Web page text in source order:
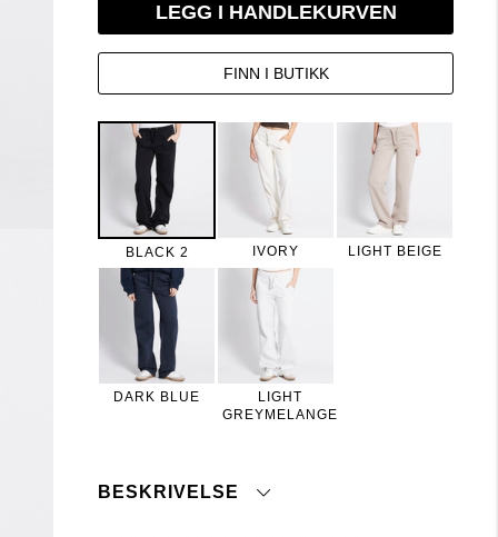
LEGG I HANDLEKURVEN
FINN I BUTIKK
BLACK 2 IVORY LIGHT BEIGE
DARK BLUE
LIGHT
GREYMELANGE
BESKRIVELSE